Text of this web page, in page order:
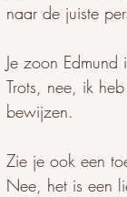
naar de juiste
Je zoon
Trots, nee, ik
bewijzen.
Zie je ook een
Nee, het is een